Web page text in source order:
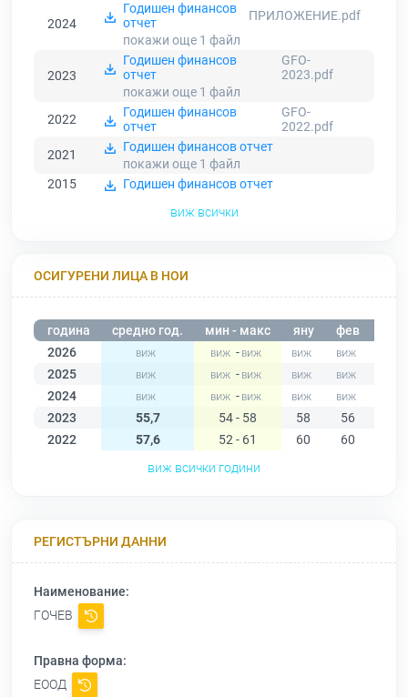
2024
Годишен финансов
отчет
ПРИЛОЖЕНИЕ.pdf
покажи още 1 файл
2023
Годишен финансов
отчет
GFO-
2023.pdf
покажи още 1 файл
2022
Годишен финансов
отчет
GFO-
2022.pdf
2021
Годишен финансов отчет
покажи още 1 файл
2015
Годишен финансов отчет
виж всички
ОСИГУРЕНИ ЛИЦА В НОИ
година средно год. мин - макс яну фев
2026
-
2025
-
2024
-
2023
55,7 54 - 58 58 56
2022
57,6 52 - 61 60 60
виж всички години
РЕГИСТЪРНИ ДАННИ
Наименование:
ГОЧЕВ
Правна форма:
ЕООД